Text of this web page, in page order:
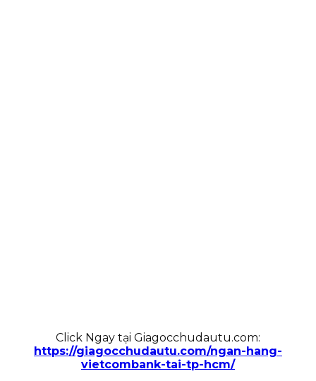
Click Ngay tại Giagocchudautu.com:
https://giagocchudautu.com/ngan-hang-
vietcombank-tai-tp-hcm/